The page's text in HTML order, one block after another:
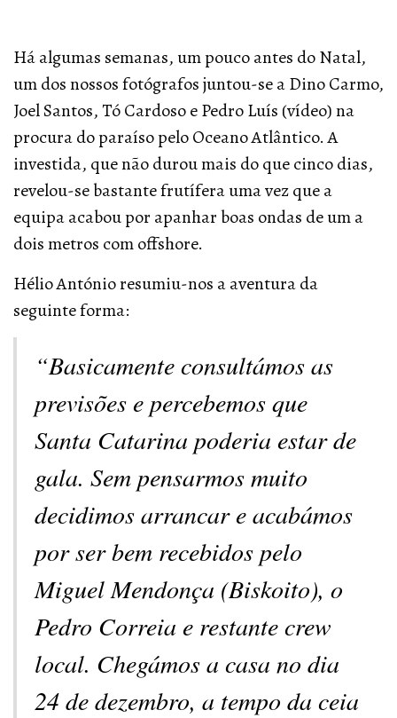
Há algumas semanas, um pouco antes do Natal,
um dos nossos fotógrafos juntou-se a Dino Carmo,
Joel Santos, Tó Cardoso e Pedro Luís (vídeo) na
procura do paraíso pelo Oceano Atlântico. A
investida, que não durou mais do que cinco dias,
revelou-se bastante frutífera uma vez que a
equipa acabou por apanhar boas ondas de um a
dois metros com offshore.
Hélio António resumiu-nos a aventura da
seguinte forma:
“Basicamente consultámos as
previsões e percebemos que
Santa Catarina poderia estar de
gala. Sem pensarmos muito
decidimos arrancar e acabámos
por ser bem recebidos pelo
Miguel Mendonça (Biskoito), o
Pedro Correia e restante crew
local. Chegámos a casa no dia
24 de dezembro, a tempo da ceia